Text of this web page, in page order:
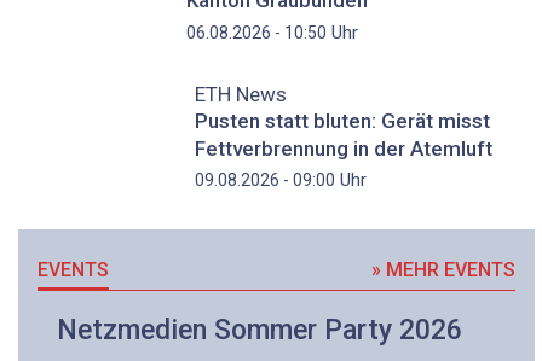
06.08.2026 - 10:50 Uhr
ETH News
Pusten statt bluten: Gerät misst
Fettverbrennung in der Atemluft
09.08.2026 - 09:00 Uhr
EVENTS » MEHR EVENTS
Netzmedien Sommer Party 2026